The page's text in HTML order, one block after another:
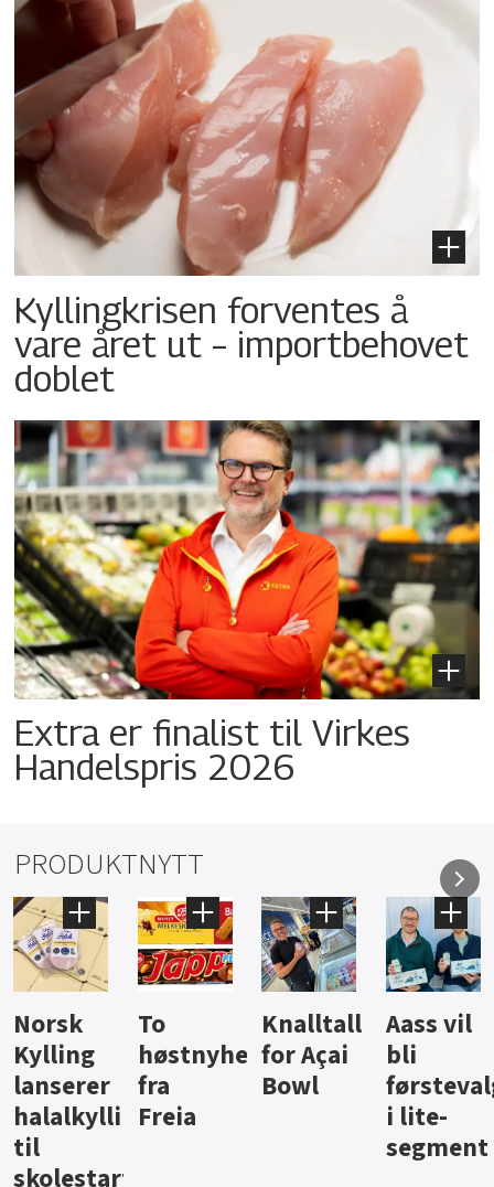
Kyllingkrisen forventes å
vare året ut – importbehovet
doblet
Extra er finalist til Virkes
Handelspris 2026
PRODUKTNYTT
Knalltall
for Açai
Bowl
Aass vil
bli
førstevalg
i lite-
Brus og
jus fra
Berentsen
Hard
iste fra
Hansa